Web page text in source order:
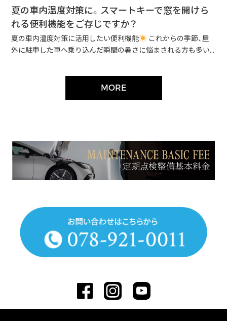
夏の車内温度対策に。スマートキーで窓を開けら
れる便利機能をご存じですか？
夏の車内温度対策に活用したい便利機能
これからの季節、屋
外に駐車した車へ乗り込んだ瞬間の暑さに悩まされる方も多い...
MORE